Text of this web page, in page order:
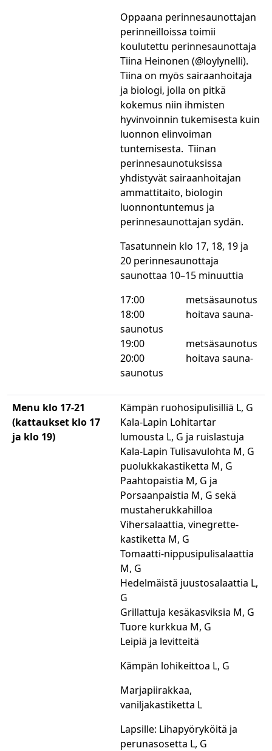
Oppaana perinnesaunottajan
perinneilloissa toimii
koulutettu perinnesaunottaja
Tiina Heinonen (@loylynelli).
Tiina on myös sairaanhoitaja
ja biologi, jolla on pitkä
kokemus niin ihmisten
hyvinvoinnin tukemisesta kuin
luonnon elinvoiman
tuntemisesta. Tiinan
perinnesaunotuksissa
yhdistyvät sairaanhoitajan
ammattitaito, biologin
luonnontuntemus ja
perinnesaunottajan sydän.
Tasatunnein klo 17, 18, 19 ja
20 perinnesaunottaja
saunottaa 10–15 minuuttia
17:00 metsäsaunotus
18:00 hoitava sauna-
saunotus
19:00 metsäsaunotus
20:00 hoitava sauna-
saunotus
Menu klo 17-21
(kattaukset klo 17
ja klo 19)
Kämpän ruohosipulisilliä L, G
Kala-Lapin Lohitartar
lumousta L, G ja ruislastuja
Kala-Lapin Tulisavulohta M, G
puolukkakastiketta M, G
Paahtopaistia M, G ja
Porsaanpaistia M, G sekä
mustaherukkahilloa
Vihersalaattia, vinegrette-
kastiketta M, G
Tomaatti-nippusipulisalaattia
M, G
Hedelmäistä juustosalaattia L,
G
Grillattuja kesäkasviksia M, G
Tuore kurkkua M, G
Leipiä ja levitteitä
Kämpän lohikeittoa L, G
Marjapiirakkaa,
vaniljakastiketta L
Lapsille: Lihapyöryköitä ja
perunasosetta L, G